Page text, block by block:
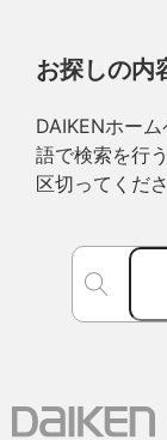
お探しの内
DAIKENホー
語で検索を行
区切ってくださ